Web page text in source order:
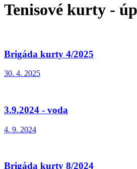
Tenisové kurty -
Brigáda kurty 4/2025
30. 4. 2025
3.9.2024 - voda
4. 9. 2024
Brigáda kurty 8/2024